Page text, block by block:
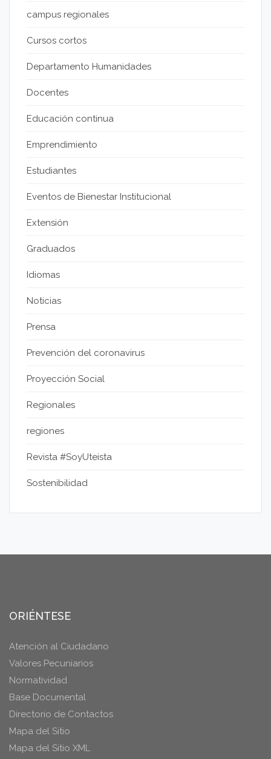
campus regionales
Cursos cortos
Departamento Humanidades
Docentes
Educación continua
Emprendimiento
Estudiantes
Eventos de Bienestar Institucional
Extensión
Graduados
Idiomas
Noticias
Prensa
Prevención del coronavirus
Proyección Social
Regionales
regiones
Revista #SoyUteista
Sostenibilidad
ORIÉNTESE
Atención al Ciudadano
Valores Pecuniarios
Normatividad
Base Documental
Directorio de Contactos
Mapa del Sitio
Mapa del Sitio XML